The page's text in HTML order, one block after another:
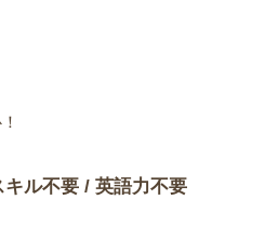
ル不要 / 英語力不要